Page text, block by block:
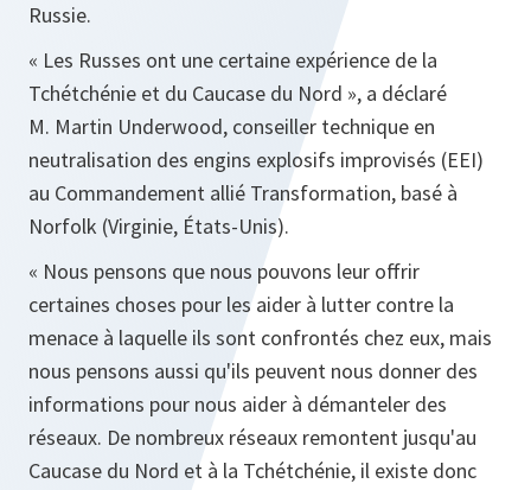
Russie.
« Les Russes ont une certaine expérience de la
Tchétchénie et du Caucase du Nord », a déclaré
M. Martin Underwood, conseiller technique en
neutralisation des engins explosifs improvisés (EEI)
au Commandement allié Transformation, basé à
Norfolk (Virginie, États-Unis).
« Nous pensons que nous pouvons leur offrir
certaines choses pour les aider à lutter contre la
menace à laquelle ils sont confrontés chez eux, mais
nous pensons aussi qu'ils peuvent nous donner des
informations pour nous aider à démanteler des
réseaux. De nombreux réseaux remontent jusqu'au
Caucase du Nord et à la Tchétchénie, il existe donc